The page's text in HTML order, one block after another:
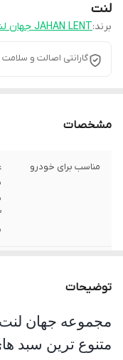
لنت
برند:JAHAN LENT جهان لنت
گارانتی اصالت و سلامت
مشخصات
مناسب برای خودرو
جنس
توضیحات
مجموعه جهان لنت
متنوع ترین سبد